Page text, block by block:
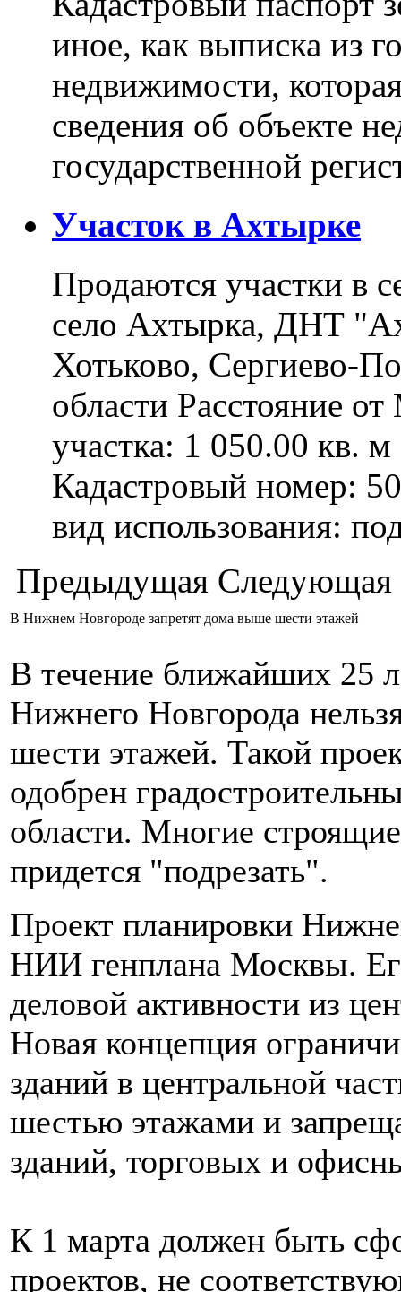
иное, как выписка из
недвижимости,
сведения об объекте
государственной
Участок в Ахтырке
Продаются участки в
село Ахтырка, ДНТ
Хотьково, Сергиево-
области Расстояние
участка: 1 050.00 кв.
Кадастровый номер:
вид использования:
Предыдущая Следующая
В Нижнем Новгороде запретят дома выше шести этажей
В течение ближайших 25
Нижнего Новгорода
шести этажей. Такой
одобрен
области. Многие
придется "подрезать".
Проект планировки
НИИ генплана Москвы.
деловой активности из
Новая концепция
зданий в центральной
шестью этажами и
зданий, торговых и
К 1 марта должен быть
проектов, не